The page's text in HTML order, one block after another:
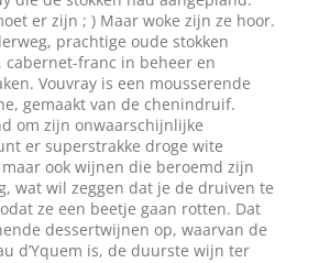
er zijn ; ) Maar woke zijn ze hoor.
prachtige oude stokken
cabernet-franc in beheer en
Vouvray is een mousserende
gemaakt van de chenindruif.
om zijn onwaarschijnlijke
er superstrakke droge wite
ook wijnen die beroemd zijn
wat wil zeggen dat je de druiven te
ze een beetje gaan rotten. Dat
dessertwijnen op, waarvan de
d’Yquem is, de duurste wijn ter